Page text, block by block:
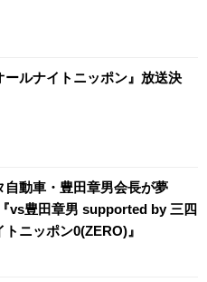
ールナイトニッポン』放送決
自動車・豊田章男会長が夢
vs豊田章男 supported by 三四
ニッポン0(ZERO)』